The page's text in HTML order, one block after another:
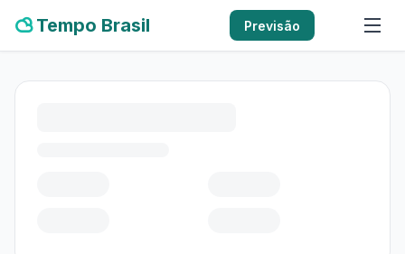
Tempo Brasil Previsão